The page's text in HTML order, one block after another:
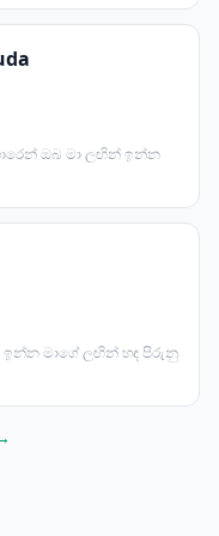
ඔබ මා ලඟින් ඉන්න
ඉන්න මාගේ ලඟින් හඳ පිරුනු